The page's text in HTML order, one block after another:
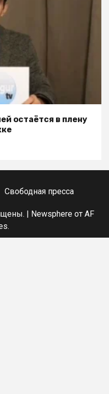
остаётся в плену
Свободная пресса
| Newsphereот AF